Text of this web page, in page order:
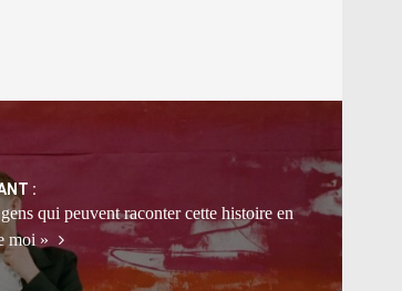
:
qui peuvent raconter cette histoire en
moi »